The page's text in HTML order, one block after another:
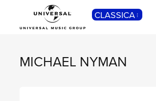
CLASSICA
MICHAEL NYMAN
POP